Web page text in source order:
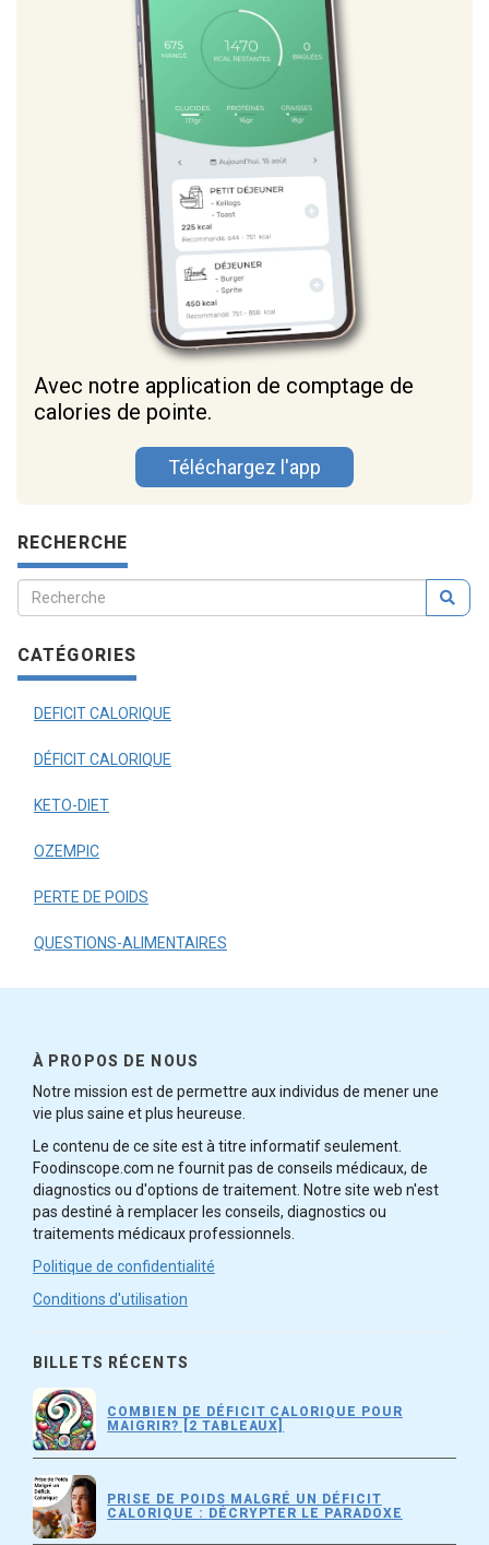
Avec notre application de comptage de
calories de pointe.
Téléchargez l'app
RECHERCHE
CATÉGORIES
DEFICIT CALORIQUE
DÉFICIT CALORIQUE
KETO-DIET
OZEMPIC
PERTE DE POIDS
QUESTIONS-ALIMENTAIRES
À PROPOS DE NOUS
Notre mission est de permettre aux individus de mener une
vie plus saine et plus heureuse.
Le contenu de ce site est à titre informatif seulement.
Foodinscope.com ne fournit pas de conseils médicaux, de
diagnostics ou d'options de traitement. Notre site web n'est
pas destiné à remplacer les conseils, diagnostics ou
traitements médicaux professionnels.
Politique de confidentialité
Conditions d'utilisation
BILLETS RÉCENTS
COMBIEN DE DÉFICIT CALORIQUE POUR
MAIGRIR? [2 TABLEAUX]
PRISE DE POIDS MALGRÉ UN DÉFICIT
CALORIQUE : DÉCRYPTER LE PARADOXE